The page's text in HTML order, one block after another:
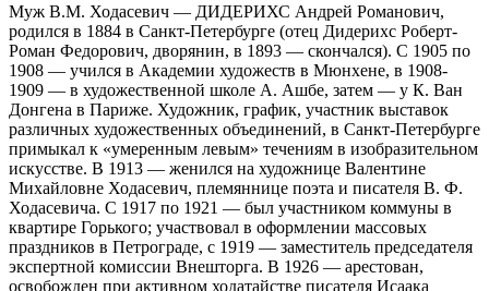
Муж В.М. Ходасевич — ДИДЕРИХС Андрей Романович,
родился в 1884 в Санкт-Петербурге (отец Дидерихс Роберт-
Роман Федорович, дворянин, в 1893 — скончался). С 1905 по
1908 — учился в Академии художеств в Мюнхене, в 1908-
1909 — в художественной школе А. Ашбе, затем — у К. Ван
Донгена в Париже. Художник, график, участник выставок
различных художественных объединений, в Санкт-Петербурге
примыкал к «умеренным левым» течениям в изобразительном
искусстве. В 1913 — женился на художнице Валентине
Михайловне Ходасевич, племяннице поэта и писателя В. Ф.
Ходасевича. С 1917 по 1921 — был участником коммуны в
квартире Горького; участвовал в оформлении массовых
праздников в Петрограде, с 1919 — заместитель председателя
экспертной комиссии Внешторга. В 1926 — арестован,
освобожден при активном ходатайстве писателя Исаака